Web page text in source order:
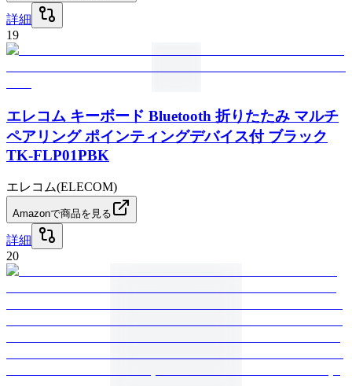
詳細
19
エレコム キーボード Bluetooth 折りたたみ マルチ
ペアリング ポインティングデバイス付 ブラック
TK-FLP01PBK
エレコム(ELECOM)
Amazonで商品を見る
詳細
20